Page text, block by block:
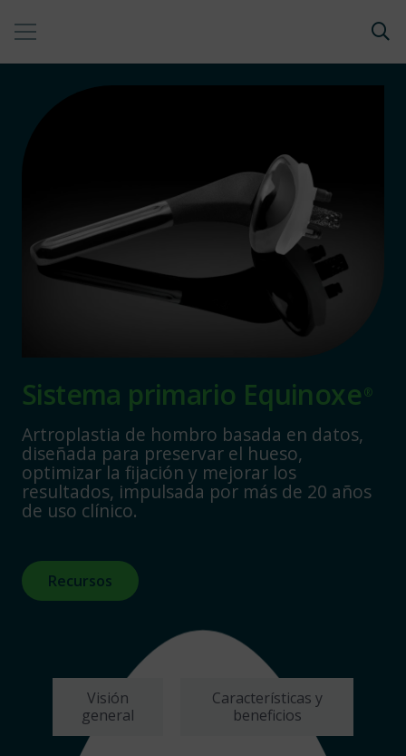
Sistema primario Equinoxe ®
Artroplastia de hombro basada en datos,
diseñada para preservar el hueso,
optimizar la fijación y mejorar los
resultados, impulsada por más de 20 años
de uso clínico.
Recursos
Visión
general
Características y
beneficios